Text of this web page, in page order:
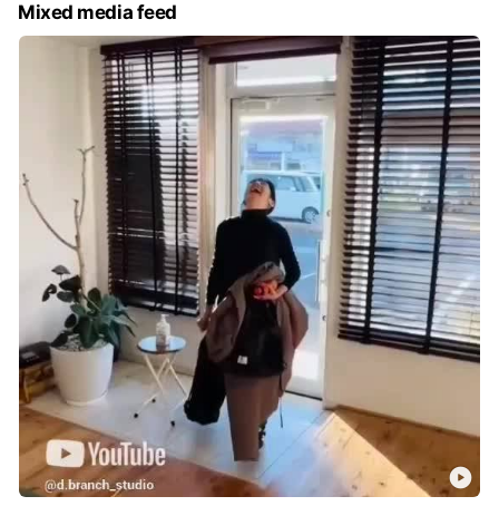
Mixed media feed